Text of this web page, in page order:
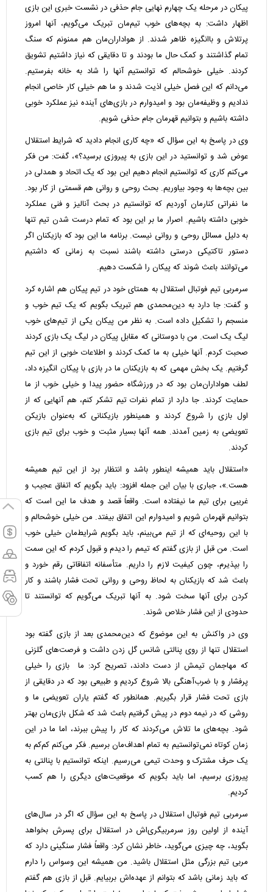
پیکان در مرحله یک چهارم نهایی جام حذفی در نشست خبری این بازی
اظهار داشت: به بچه‌های خوب تیم‌مان تبریک می‌گویم، آنها امروز
پرتلاش و باانگیزه ظاهر شدند. از هواداران‌مان هم ممنونم که سنگ
تمام گذاشتند و کمک حال ما بودند و تا دقایقی که نیاز داشتیم تشویق
کردند. خیلی خوشحالم که توانستیم آنها را شاد به خانه بفرستیم.
می‌دانم که این فصل خیلی اذیت شدند و ما هم خیلی کار خاصی انجام
ندادیم و وظیفه‌مان بود و امیدوارم در بازی‌های آینده نیز عملکرد خوبی
داشته باشیم و بتوانیم قهرمان جام حذفی شویم.
وی در پاسخ به این سؤال که «چه کاری انجام دادید که شرایط استقلال
عوض شد و توانستید در این بازی به پیروزی برسید؟»، گفت: من فکر
می‌کنم کاری که توانستیم انجام دهیم این بود که یک اتحاد و همدلی در
بین بچه‌ها به وجود بیاوریم. بحث روحی و روانی هم قسمتی از کار بود.
ما نفراتی کنارمان آوردیم که توانستیم در بحث آنالیز و فنی عملکرد
خوبی داشته باشیم. اصرار ما بر این بود که تمام درست شدن‌ تیم تنها
به دلیل مسائل روحی و روانی نیست. برنامه ما این بود که بازیکنان اگر
دستور تاکتیکی درستی داشته باشند نسبت به زمانی که داشتیم
می‌توانند باعث شوند که پیکان را شکست دهیم.
سرمربی تیم فوتبال استقلال به همتای خود در تیم پیکان هم اشاره کرد
و گفت: جا دارد به دین‌محمدی هم تبریک بگویم که یک تیم خوب و
منسجم را تشکیل داده است. به نظر من پیکان یکی از تیم‌های خوب
لیگ یک است. من با دوستانی که مقابل پیکان در لیگ یک بازی کردند
صحبت کردم. آنها خیلی به ما کمک کردند و اطلاعات خوبی از این تیم
گرفتیم. یک بخش مهمی که به بازیکنان ما در بازی با پیکان انگیزه داد،
لطف هواداران‌مان بود که در ورزشگاه حضور پیدا و خیلی خوب از ما
حمایت کردند. جا دارد از تمام نفرات تیم تشکر کنم، هم آنهایی که از
اول بازی را شروع کردند و همینطور بازیکنانی که به‌عنوان بازیکن
تعویضی به زمین آمدند. همه آنها بسیار مثبت و خوب برای تیم بازی
کردند.
«استقلال باید همیشه اینطور باشد و انتظار برد از این تیم همیشه
هست.»، جباری با بیان این جمله افزود: باید بگویم که اتفاق عجیب و
غریبی برای تیم ما نیفتاده است. واقعاً قصد و هدف ما این است که
بتوانیم قهرمان شویم و امیدوارم این اتفاق بیفتد. من خیلی خوشحالم و
با این روحیه‌ای که از تیم می‌بینم، باید بگویم شرایط‌مان خیلی خوب
است. من قبل از بازی گفتم که تیمم را دیدم و قبول کردم که این سمت
را بپذیرم، چون کیفیت لازم را داریم. متأسفانه اتفاقاتی رقم خورد و
باعث شد که بازیکنان به لحاظ روحی و روانی تحت فشار باشند و کار
کردن برای آنها سخت شود. به آنها تبریک می‌گویم که توانستند تا
حدودی از این فشار خلاص شوند.
وی در واکنش به این موضوع که دین‌محمدی بعد از بازی گفته بود
استقلال تنها از روی پنالتی شانس گل زدن داشت و فرصت‌های گلزنی
که مهاجمان تیمش از دست دادند، تصریح کرد: ما بازی را خیلی
پرفشار و با ضرب‌آهنگی بالا شروع کردیم و طبیعی بود که در دقایقی از
بازی تحت فشار قرار بگیریم. همانطور که گفتم یاران تعویضی ما و
روشی که در نیمه دوم در پیش گرفتیم باعث شد که شکل بازی‌مان بهتر
شود. بچه‌های ما تلاش می‌کردند که کار را پیش ببرند، اما ما در این
زمان کوتاه نمی‌توانستیم به تمام اهداف‌مان برسیم. فکر می‌کنم کم‌کم به
یک حرف مشترک و وحدت تیمی می‌رسیم. اینکه توانستیم با پنالتی به
پیروزی برسیم، اما باید بگویم که موقعیت‌های دیگری را هم کسب
کردیم.
سرمربی تیم فوتبال استقلال در پاسخ به این سؤال که اگر در سال‌های
آینده از اولین روز سرمربیگری‌اش در استقلال برای پسرش بخواهد
بگوید، چه چیزی می‌گوید، خاطر نشان کرد: واقعاً فشار سنگینی دارد که
مربی تیم بزرگی مثل استقلال باشید. من همیشه این وسواس را دارم
که باید زمانی باشد که بتوانم از عهده‌اش بربیایم. قبل از بازی هم گفتم